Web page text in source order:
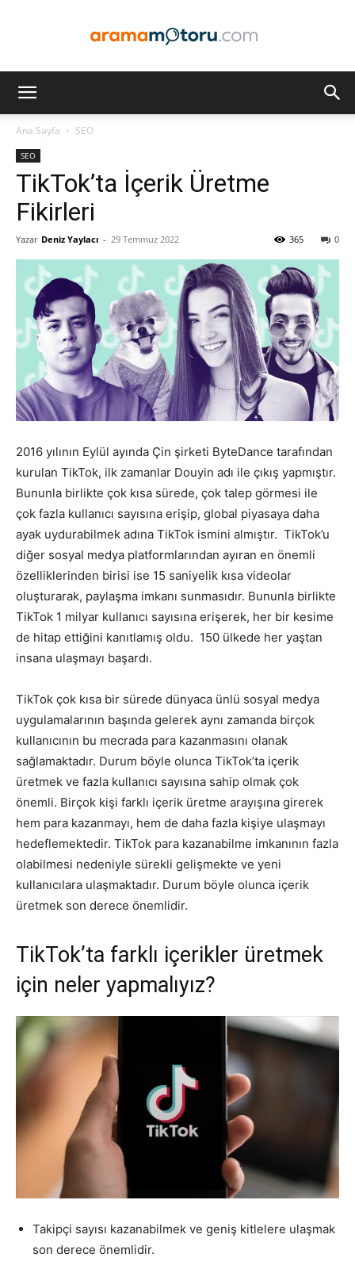
Motoru
Optimizasyonu
ve
Pazarlaması
–
SEO,
SEM,
Tasarım,
Ana Sayfa SEO
SEO
TikTok’ta İçerik Üretme
Fikirleri
Yazar Deniz Yaylacı - 29 Temmuz 2022 0
365
2016 yılının Eylül ayında Çin şirketi ByteDance tarafından
kurulan TikTok, ilk zamanlar Douyin adı ile çıkış yapmıştır.
Bununla birlikte çok kısa sürede, çok talep görmesi ile
çok fazla kullanıcı sayısına erişip, global piyasaya daha
ayak uydurabilmek adına TikTok ismini almıştır. TikTok’u
diğer sosyal medya platformlarından ayıran en önemli
özelliklerinden birisi ise 15 saniyelik kısa videolar
oluşturarak, paylaşma imkanı sunmasıdır. Bununla birlikte
TikTok 1 milyar kullanıcı sayısına erişerek, her bir kesime
de hitap ettiğini kanıtlamış oldu. 150 ülkede her yaştan
insana ulaşmayı başardı.
TikTok çok kısa bir sürede dünyaca ünlü sosyal medya
uygulamalarının başında gelerek aynı zamanda birçok
kullanıcının bu mecrada para kazanmasını olanak
sağlamaktadır. Durum böyle olunca TikTok’ta içerik
üretmek ve fazla kullanıcı sayısına sahip olmak çok
önemli. Birçok kişi farklı içerik üretme arayışına girerek
hem para kazanmayı, hem de daha fazla kişiye ulaşmayı
hedeflemektedir. TikTok para kazanabilme imkanının fazla
olabilmesi nedeniyle sürekli gelişmekte ve yeni
kullanıcılara ulaşmaktadır. Durum böyle olunca içerik
üretmek son derece önemlidir.
TikTok’ta farklı içerikler üretmek
için neler yapmalıyız?
Takipçi sayısı kazanabilmek ve geniş kitlelere ulaşmak
son derece önemlidir.